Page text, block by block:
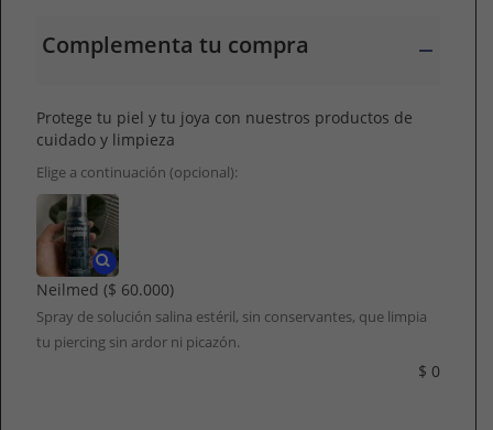
Complementa tu compra
Protege tu piel y tu joya con nuestros productos de
cuidado y limpieza
Elige a continuación (opcional):
Neilmed ($ 60.000)
Spray de solución salina estéril, sin conservantes, que limpia
tu piercing sin ardor ni picazón.
$ 0